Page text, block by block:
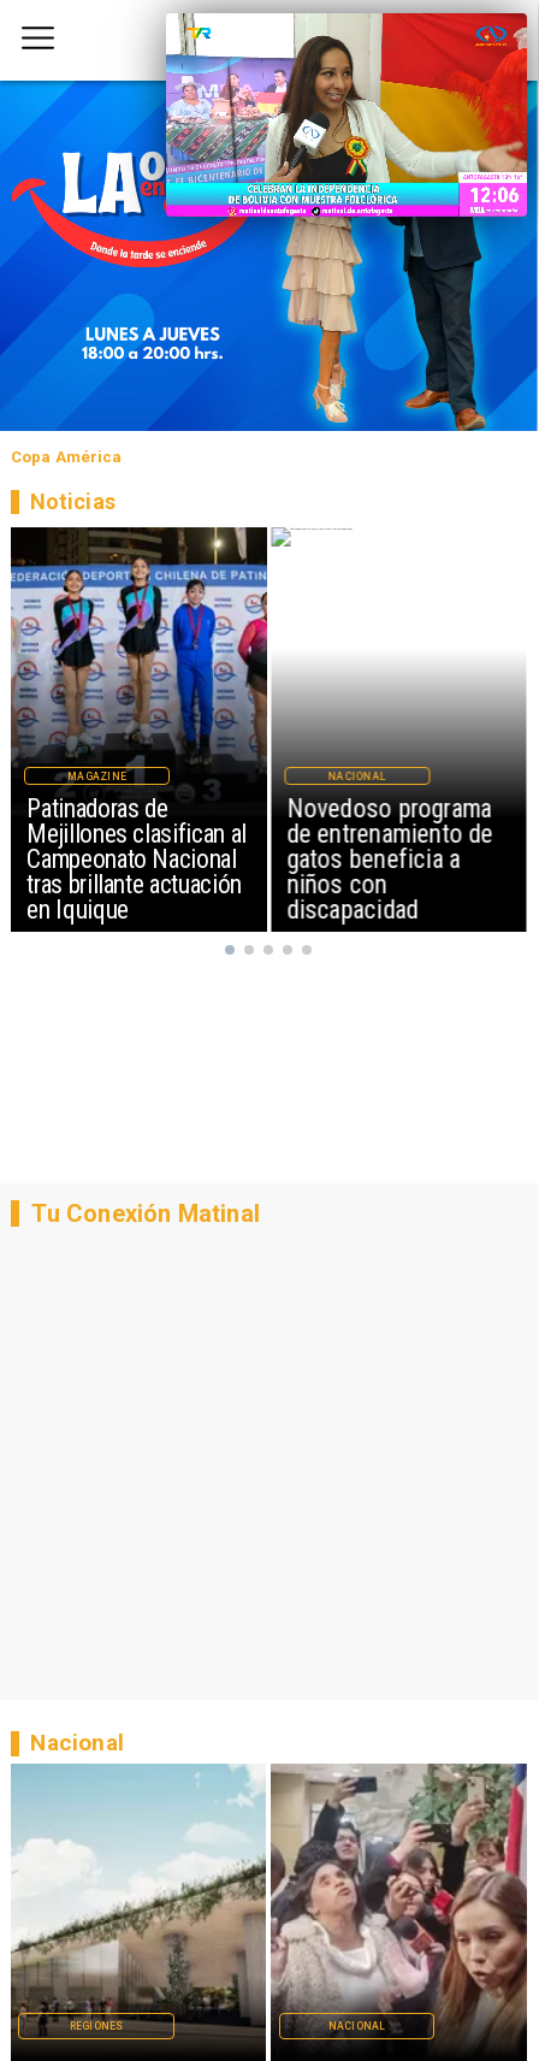
Copa América
Novedoso programa
de entrenamiento de
gatos beneficia a
niños con
discapacidad
NACIONAL
Alarmante hábito en
jóvenes de 13 a 15
años según encuesta
del Minsal
NACIONAL
Noticias
Tu Conexión Matinal
REGIONES NACIONAL
Nacional